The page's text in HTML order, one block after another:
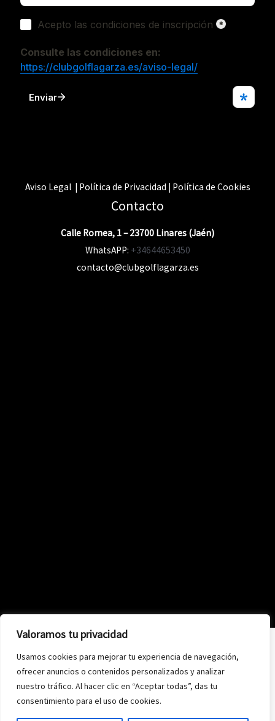
Valoramos tu privacidad
Usamos cookies para mejorar tu experiencia de navegación,
ofrecer anuncios o contenidos personalizados y analizar
nuestro tráfico. Al hacer clic en “Aceptar todas”, das tu
consentimiento para el uso de cookies.
Aviso Legal | Política de Privacidad | Política de Cookies
Contacto
Calle Romea, 1 – 23700 Linares (Jaén)
WhatsAPP: +34644653450
contacto@clubgolflagarza.es